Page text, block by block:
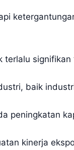
signifikan
baik
peningkatan
kinerja